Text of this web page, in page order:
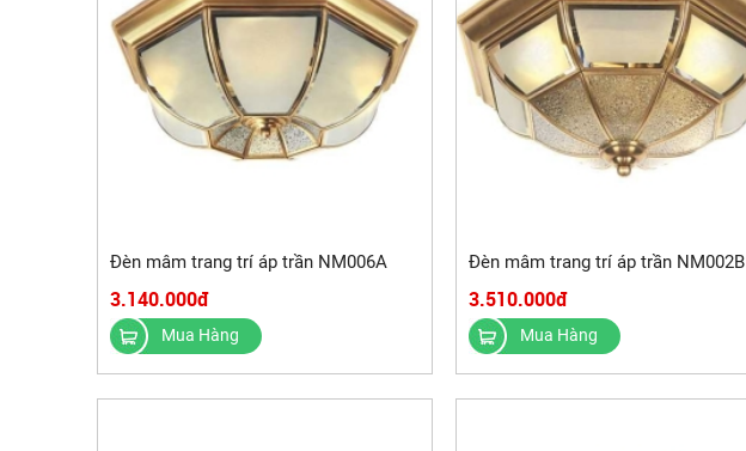
Đèn mâm trang trí áp trần NM006A
3.140.000đ
Mua Hàng
Đèn mâm trang trí áp trần NM002B
3.510.000đ
Mua Hàng